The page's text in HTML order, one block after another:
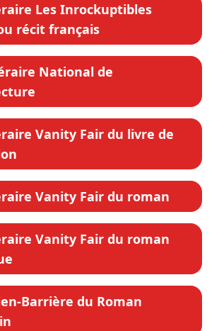
Les Inrockuptibles
récit français
National de
Vanity Fair du livre de
Vanity Fair du roman
Vanity Fair du roman
Barrière du Roman